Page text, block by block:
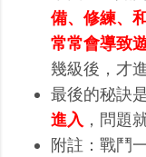
備、修練、
常常會導致
幾級後，才
最後的秘訣是
進入 ，問題
附註：戰鬥